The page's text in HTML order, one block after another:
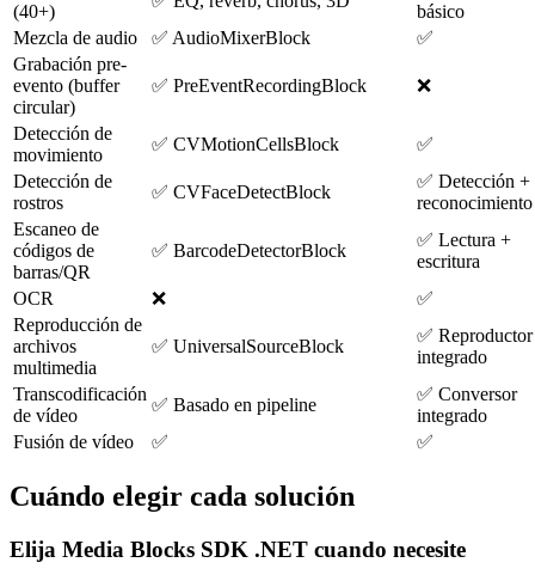
(40+)
básico
Mezcla de audio
✅ AudioMixerBlock
✅
Grabación pre-
evento (buffer
circular)
✅ PreEventRecordingBlock ❌
Detección de
movimiento
✅ CVMotionCellsBlock
✅
Detección de
rostros
✅ CVFaceDetectBlock
✅ Detección +
reconocimiento
Escaneo de
códigos de
barras/QR
✅ BarcodeDetectorBlock
✅ Lectura +
escritura
OCR
❌
✅
Reproducción de
archivos
multimedia
✅ UniversalSourceBlock
✅ Reproductor
integrado
Transcodificación
de vídeo
✅ Basado en pipeline
✅ Conversor
integrado
Fusión de vídeo
✅ ✅
Cuándo elegir cada solución
Elija Media Blocks SDK .NET cuando necesite